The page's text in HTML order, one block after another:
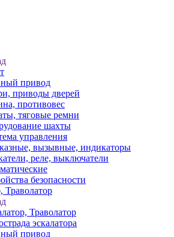
привод
приводы дверей
противовес
тяговые ремни
шахты
управления
вызывные, индикаторы
реле, выключатели
безопасности
Траволатор
Траволатор
эскалатора
привод